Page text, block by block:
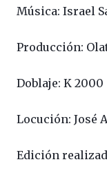
Música: Israel
Producción:
Doblaje: K 2000
Locución: José
Edición